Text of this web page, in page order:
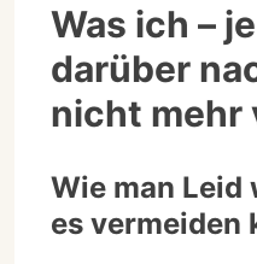
Was ich –
darüber
nicht mehr
Wie man Leid
es vermeiden